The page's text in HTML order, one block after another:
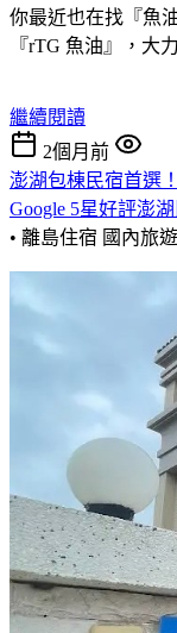
你最近也在找『魚
『rTG 魚油』，大
繼續閱讀
2個月前
澎湖包棟民宿首選
Google 5星好評澎
• 離島住宿 國內旅遊